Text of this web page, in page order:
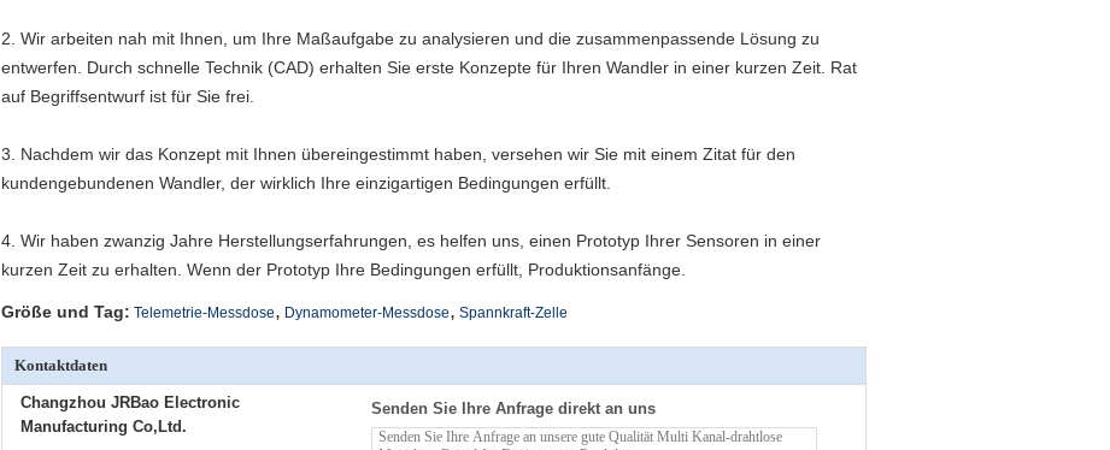
2. Wir arbeiten nah mit Ihnen, um Ihre Maßaufgabe zu analysieren und die zusammenpassende Lösung zu
entwerfen. Durch schnelle Technik (CAD) erhalten Sie erste Konzepte für Ihren Wandler in einer kurzen Zeit. Rat
auf Begriffsentwurf ist für Sie frei.
3. Nachdem wir das Konzept mit Ihnen übereingestimmt haben, versehen wir Sie mit einem Zitat für den
kundengebundenen Wandler, der wirklich Ihre einzigartigen Bedingungen erfüllt.
4. Wir haben zwanzig Jahre Herstellungserfahrungen, es helfen uns, einen Prototyp Ihrer Sensoren in einer
kurzen Zeit zu erhalten. Wenn der Prototyp Ihre Bedingungen erfüllt, Produktionsanfänge.
Größe und Tag: Telemetrie-Messdose, Dynamometer-Messdose, Spannkraft-Zelle
Kontaktdaten
Changzhou JRBao Electronic
Manufacturing Co,Ltd.
Senden Sie Ihre Anfrage direkt an uns